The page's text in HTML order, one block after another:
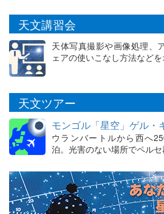
天文講習会
天体写真撮影や画像処理、
ェアの使いこなし方法など
天文ツアー
モンゴル「星空」ゲル・
ウランバートルから西へ
泊。光害のない場所でペル